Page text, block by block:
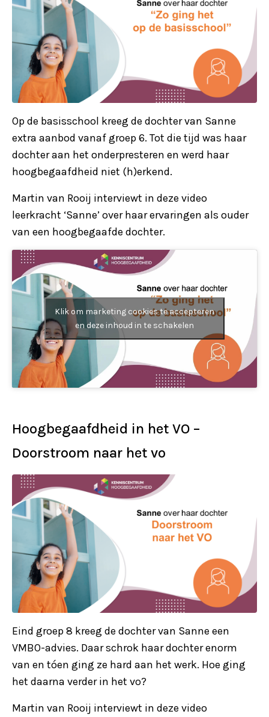
Op de basisschool kreeg de dochter van Sanne
extra aanbod vanaf groep 6. Tot die tijd was haar
dochter aan het onderpresteren en werd haar
hoogbegaafdheid niet (h)erkend.
Martin van Rooij interviewt in deze video
leerkracht ‘Sanne’ over haar ervaringen als ouder
van een hoogbegaafde dochter.
Klik om marketing cookies te accepteren
en deze inhoud in te schakelen
Hoogbegaafdheid in het VO –
Doorstroom naar het vo
Eind groep 8 kreeg de dochter van Sanne een
VMBO-advies. Daar schrok haar dochter enorm
van en tóen ging ze hard aan het werk. Hoe ging
het daarna verder in het vo?
Martin van Rooij interviewt in deze video